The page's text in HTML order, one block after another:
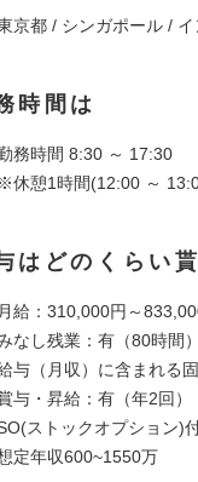
京都 / シンガポール / イ
時間は
務時間 8:30 ～ 17:30
※休憩1時間(12:00 ～
はどのくらい
月給：310,000円～
なし残業：有（80時間
与（月収）に含まれる
与・昇給：有（年2回）
ストックオプション)
定年収600~1550万